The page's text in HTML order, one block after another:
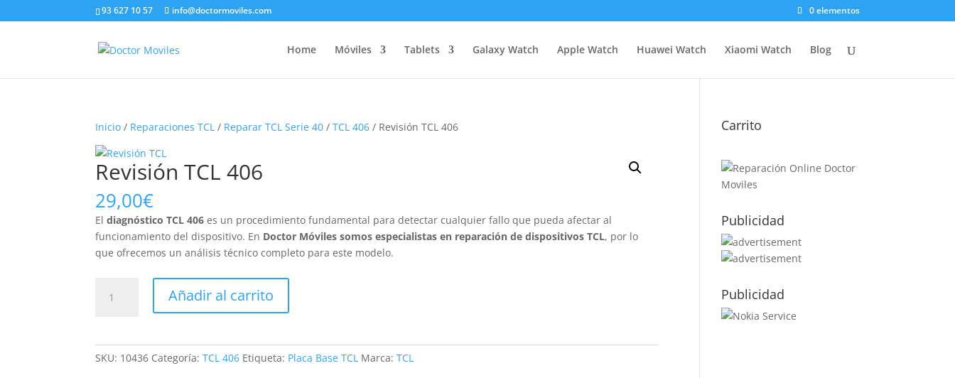
93 627 10 57 info@doctormoviles.com 0 elementos
Home Móviles Tablets Galaxy Watch Apple Watch Huawei Watch Xiaomi Watch Blog
Inicio / Reparaciones TCL / Reparar TCL Serie 40 /TCL 406 / Revisión TCL 406
Revisión TCL 406
29,00€
Eldiagnóstico TCL 406 es un procedimiento fundamental para detectar cualquier fallo que pueda afectar al
funcionamiento del dispositivo. En Doctor Móviles somos especialistas en reparación de dispositivos TCL, por lo
que ofrecemos un análisis técnico completo para este modelo.
TCL
Añadir al carrito
SKU: 10436 Categoría:TCL 406 Etiqueta: Placa Base TCL Marca:TCL
Carrito
Publicidad
Publicidad